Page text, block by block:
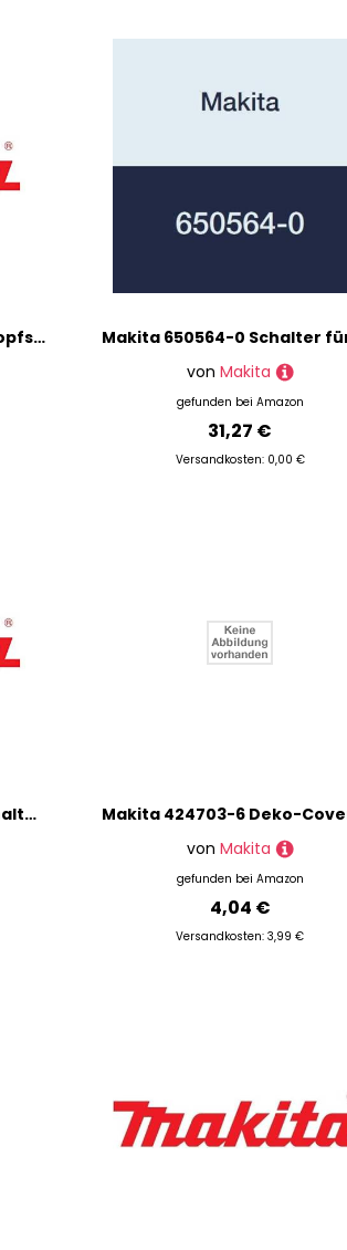
Makita 266305-0 Torx CS Kopfschraube für Modell BFL Winkelbohrer, M5-10
von Makita
gefunden bei Amazon
31,27 €
Versandkosten: 0,00 €
Makita 331937-3 Abstandshalter für Modell BBX7600 Gebläse
von Makita
gefunden bei Amazon
4,04 €
Versandkosten: 3,99 €